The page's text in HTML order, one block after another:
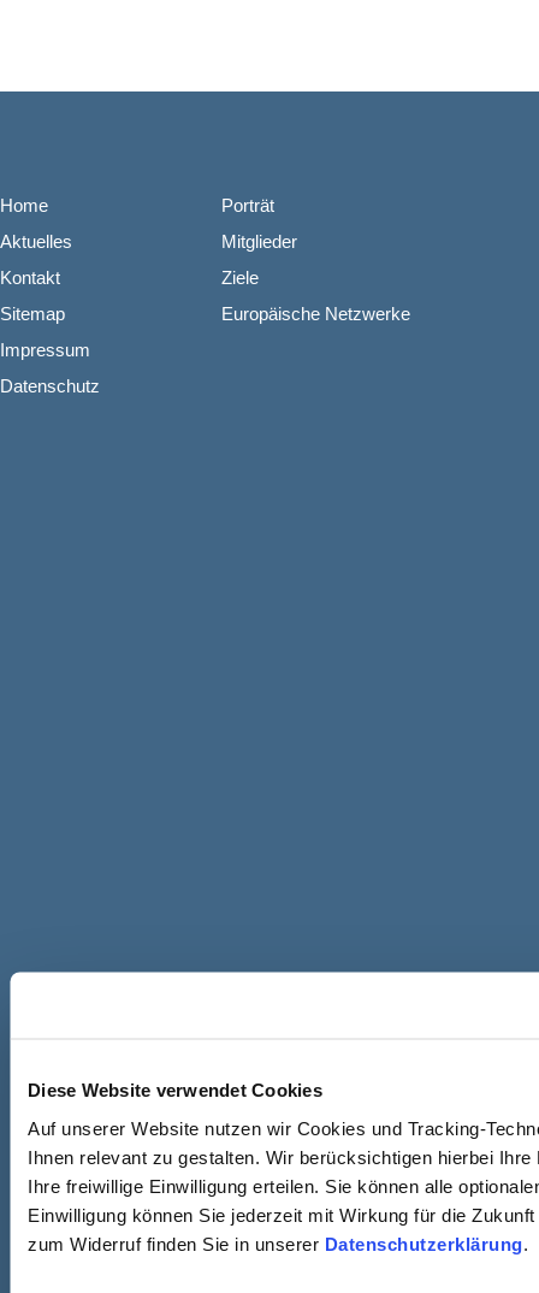
Diese Website verwendet Cookies
Auf unserer Website nutzen wir Cookies und Tracking-
Ihnen relevant zu gestalten. Wir berücksichtigen hierbei
Ihre freiwillige Einwilligung erteilen. Sie können alle
Einwilligung können Sie jederzeit mit Wirkung für die
zum Widerruf finden Sie in unserer Datenschutzerklärung
Home
Aktuelles
Kontakt
Sitemap
Impressum
Datenschutz
Porträt
Mitglieder
Ziele
Europäische Netzwerke